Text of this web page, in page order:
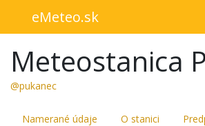
eMeteo.sk
Meteostanica
@pukanec
Namerané údaje O stanici